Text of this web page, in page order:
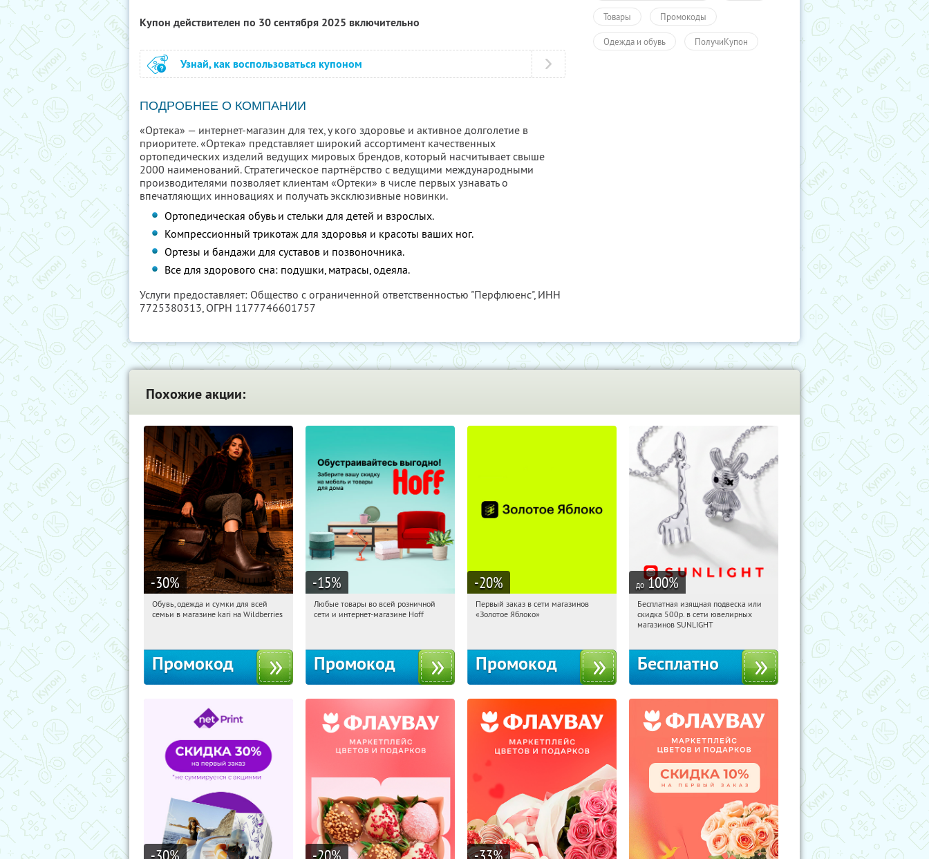
Купон действителен по 30 сентября 2025 включительно
Узнай, как воспользоваться купоном
ПОДРОБНЕЕ О КОМПАНИИ
«Ортека» — интернет-магазин для тех, у кого здоровье и активное долголетие в
приоритете. «Ортека» представляет широкий ассортимент качественных
ортопедических изделий ведущих мировых брендов, который насчитывает свыше
2000 наименований. Стратегическое партнёрство с ведущими международными
производителями позволяет клиентам «Ортеки» в числе первых узнавать о
впечатляющих инновациях и получать эксклюзивные новинки.
Ортопедическая обувь и стельки для детей и взрослых.
Компрессионный трикотаж для здоровья и красоты ваших ног.
Ортезы и бандажи для суставов и позвоночника.
Все для здорового сна: подушки, матрасы, одеяла.
Услуги предоставляет: Общество с ограниченной ответственностью "Перфлюенс", ИНН
7725380313, ОГРН 1177746601757
Товары Промокоды
Одежда и обувь ПолучиКупон
Похожие акции:
-30%
05:36:45 Получили:
Обувь, одежда и сумки для всей
семьи в магазине kari на Wildberries
Промокод
-15%
05:36:45 Получили:
Любые товары во всей розничной
сети и интернет-магазине Hoff
Промокод
-20%
05:36:45
Получи первым!
Первый заказ в сети магазинов
«Золотое Яблоко»
Промокод
до 100%
05:36:45 Получили:
Россия
Бесплатная изящная подвеска или
скидка 500р. в сети ювелирных
магазинов SUNLIGHT
Бесплатно